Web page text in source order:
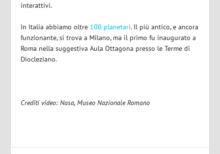
interattivi.
In Italia abbiamo oltre 100 planetari. Il più antico, e ancora
funzionante, si trova a Milano, ma il primo fu inaugurato a
Roma nella suggestiva Aula Ottagona presso le Terme di
Diocleziano.
Crediti video: Nasa, Museo Nazionale Romano